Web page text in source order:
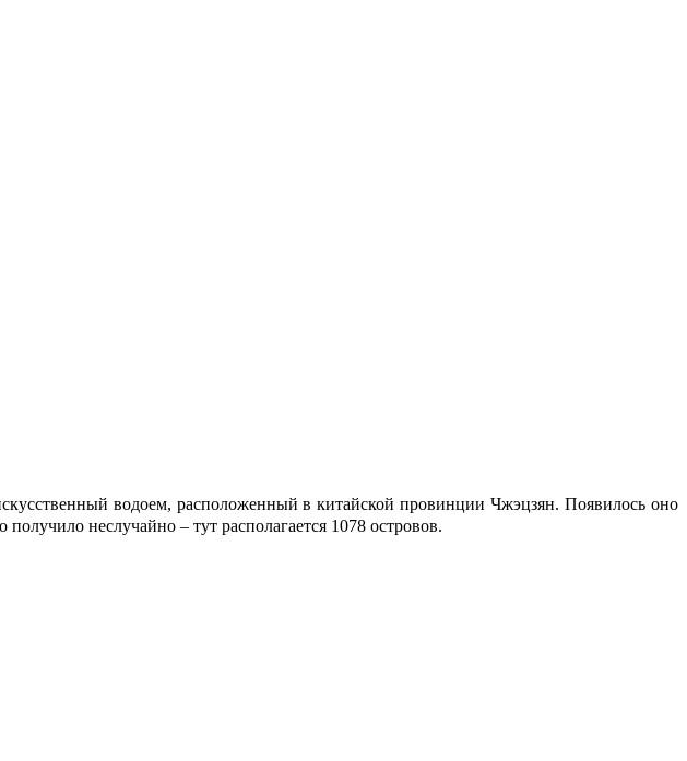
водоем, расположенный в китайской провинции Чжэцзян. Появилось оно
неслучайно – тут располагается 1078 островов.